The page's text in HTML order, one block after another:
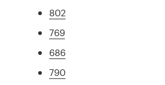
802
769
686
790